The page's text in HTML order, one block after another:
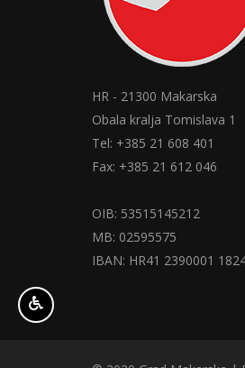
HR - 21300 Makarska
Obala kralja Tomislava 1
Tel: +385 21 608 401
Fax: +385 21 612 046
OIB: 53515145212
MB: 02595575
IBAN: HR41 2390001